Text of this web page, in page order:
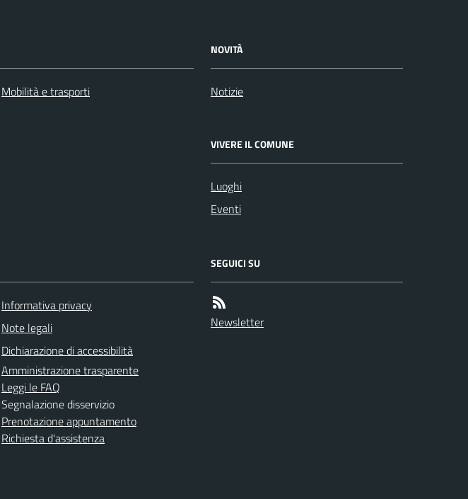
Mobilità e trasporti
NOVITÀ
Notizie
VIVERE IL COMUNE
Luoghi
Eventi
Informativa privacy
Note legali
Dichiarazione di accessibilità
Amministrazione trasparente
Leggi le FAQ
Segnalazione disservizio
Prenotazione appuntamento
Richiesta d'assistenza
SEGUICI SU
Newsletter